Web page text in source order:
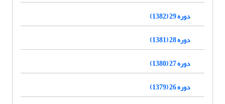
دوره 29 (1382)
دوره 28 (1381)
دوره 27 (1380)
دوره 26 (1379)